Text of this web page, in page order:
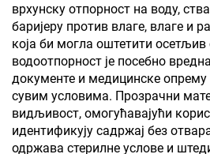
врхунску отпорност на воду,
баријеру против влаге, влаге и
која би могла оштетити
водоотпорност је посебно
документе и медицинске опрему
сувим условима. Прозрачни
видљивост, омогућавајући
идентификују садржај без
одржава стерилне услове и